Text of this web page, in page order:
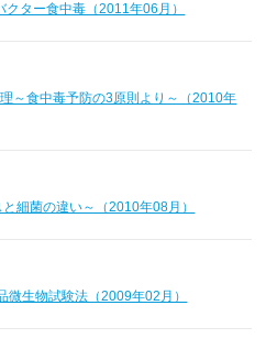
ター食中毒（2011年06月）
～食中毒予防の3原則より～（2010年
細菌の違い～（2010年08月）
生物試験法（2009年02月）